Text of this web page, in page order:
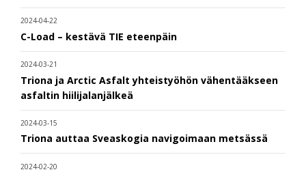
2024-04-22
C-Load – kestävä TIE eteenpäin
2024-03-21
Triona ja Arctic Asfalt yhteistyöhön vähentääkseen
asfaltin hiilijalanjälkeä
2024-03-15
Triona auttaa Sveaskogia navigoimaan metsässä
2024-02-20